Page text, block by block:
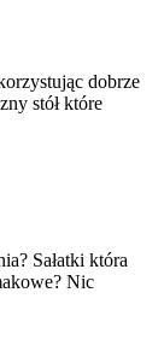
dobrze
stół które
Sałatki która
Nic